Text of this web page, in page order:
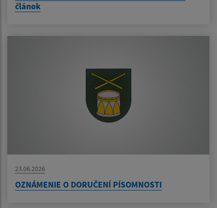
článok
23.06.2026
OZNÁMENIE O DORUČENÍ PÍSOMNOSTI